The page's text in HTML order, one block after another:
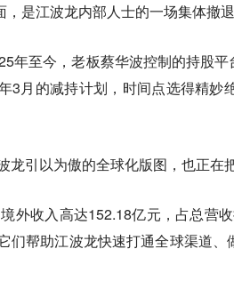
是江波龙内部人士的一场集体撤退
年至今，老板蔡华波控制的持股
3月的减持计划，时间点选得精
龙引以为傲的全球化版图，也正在
外收入高达152.18亿元，占总营
们帮助江波龙快速打通全球渠道